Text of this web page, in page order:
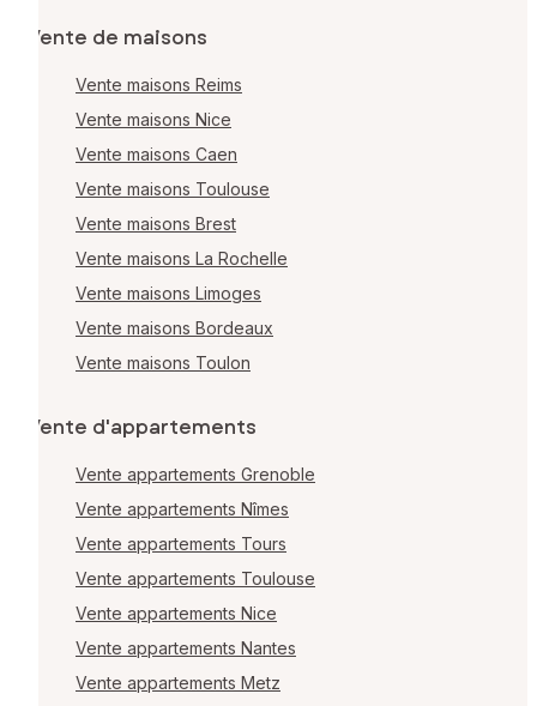
Vente de maisons
Vente maisons Reims
Vente maisons Nice
Vente maisons Caen
Vente maisons Toulouse
Vente maisons Brest
Vente maisons La Rochelle
Vente maisons Limoges
Vente maisons Bordeaux
Vente maisons Toulon
Vente d'appartements
Vente appartements Grenoble
Vente appartements Nîmes
Vente appartements Tours
Vente appartements Toulouse
Vente appartements Nice
Vente appartements Nantes
Vente appartements Metz